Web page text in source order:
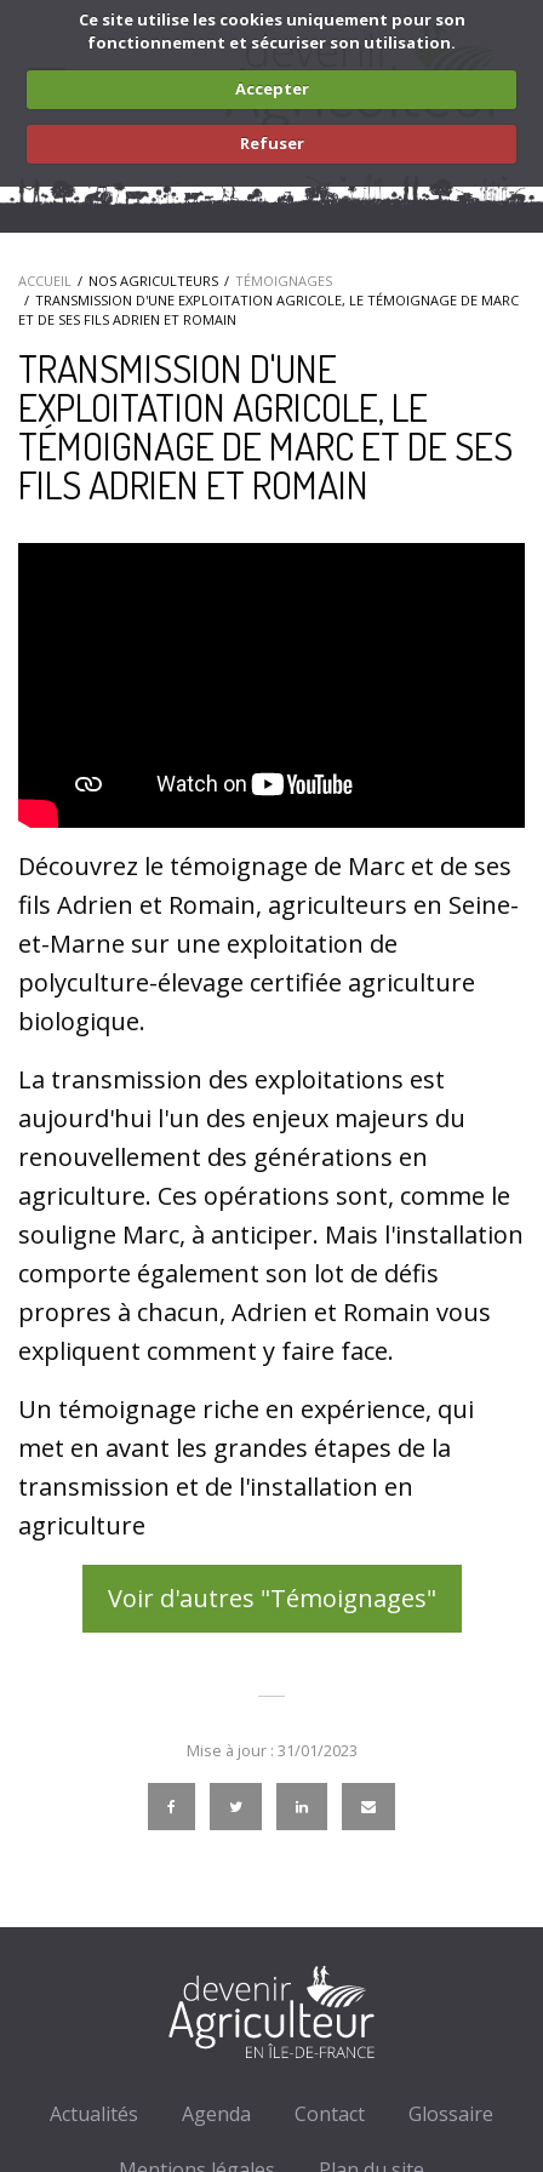
Ce site utilise les cookies uniquement pour son
fonctionnement et sécuriser son utilisation.
Accepter
Refuser
Aller au contenu principal
navigation
ACCUEIL NOS AGRICULTEURS
TÉMOIGNAGES
TRANSMISSION D'UNE EXPLOITATION AGRICOLE, LE TÉMOIGNAGE DE MARC
ET DE SES FILS ADRIEN ET ROMAIN
TRANSMISSION D'UNE
EXPLOITATION AGRICOLE, LE
TÉMOIGNAGE DE MARC ET DE SES
FILS ADRIEN ET ROMAIN
Découvrez le témoignage de Marc et de ses
fils Adrien et Romain, agriculteurs en Seine-
et-Marne sur une exploitation de
polyculture-élevage certifiée agriculture
biologique.
La transmission des exploitations est
aujourd'hui l'un des enjeux majeurs du
renouvellement des générations en
agriculture. Ces opérations sont, comme le
souligne Marc, à anticiper. Mais l'installation
comporte également son lot de défis
propres à chacun, Adrien et Romain vous
expliquent comment y faire face.
Un témoignage riche en expérience, qui
met en avant les grandes étapes de la
transmission et de l'installation en
agriculture
Voir d'autres "Témoignages"
Mise à jour : 31/01/2023
Actualités Agenda Contact Glossaire